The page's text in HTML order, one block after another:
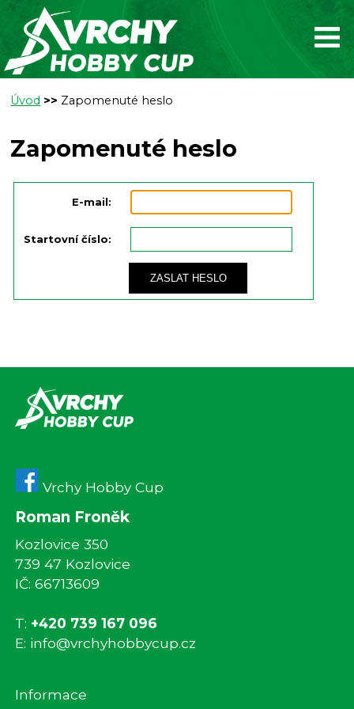
Úvod >> Zapomenuté heslo
Zapomenuté heslo
E-mail:
Startovní číslo:
ZASLAT HESLO
Vrchy Hobby Cup
Roman Froněk
Kozlovice 350
739 47 Kozlovice
IČ: 66713609
T: +420 739 167 096
E: info@vrchyhobbycup.cz
Informace